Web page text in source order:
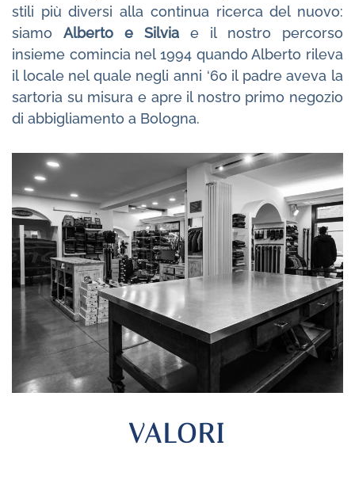
stili più diversi alla continua ricerca del nuovo:
siamo Alberto e Silvia e il nostro percorso
insieme comincia nel 1994 quando Alberto rileva
il locale nel quale negli anni ‘60 il padre aveva la
sartoria su misura e apre il nostro primo negozio
di abbigliamento a Bologna.
VALORI